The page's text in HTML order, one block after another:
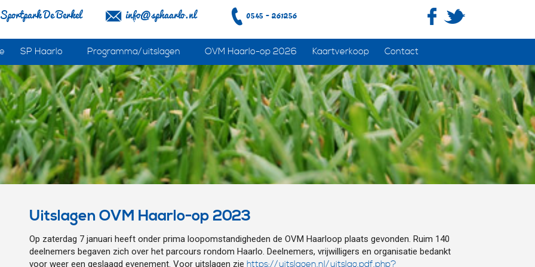
Sportpark De Berkel info@sphaarlo.nl 0545 - 261256
SP Haarlo Programma/uitslagen OVM Haarlo-op 2026 Kaartverkoop Contact
Uitslagen OVM Haarlo-op 2023
Op zaterdag 7 januari heeft onder prima loopomstandigheden de OVM Haarloop plaats gevonden. Ruim 140
deelnemers begaven zich over het parcours rondom Haarlo. Deelnemers, vrijwilligers en organisatie bedankt
voor weer een geslaagd evenement. Voor uitslagen zie https://uitslagen.nl/uitslag.pdf.php?